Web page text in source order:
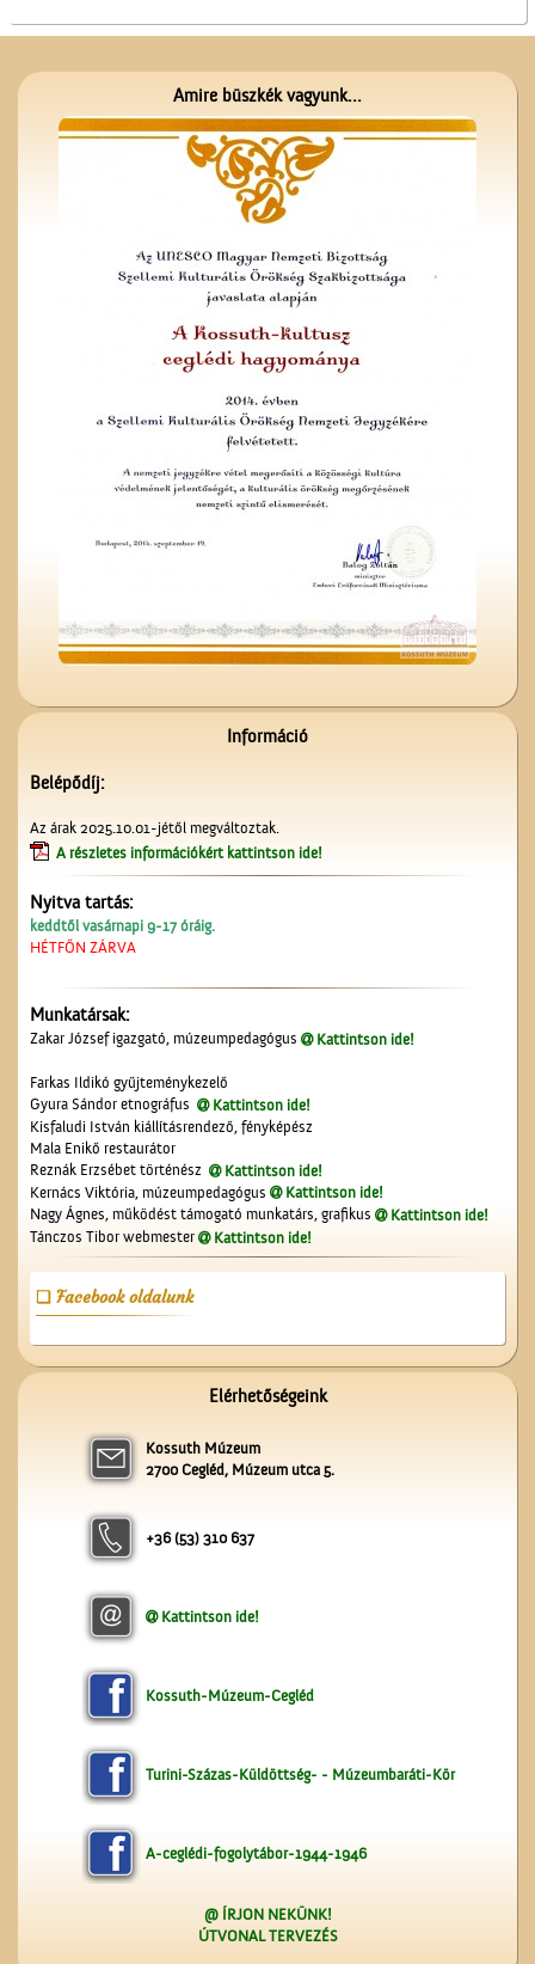
Kezdődik az iskola!
A ceglédi teniszpályák
Ünnepi Kossuth Hét
A Vasútépítő- és
Kiszel Mihály és az
elsőáldozók
A ceglédi molnárok, a
liszt és a szédelgő
Amire büszkék vagyunk...
Információ
Belépődíj:
Az árak 2025.10.01-jétől megváltoztak.
A részletes információkért kattintson ide!
Nyitva tartás:
keddtől vasárnapi 9-17 óráig.
HÉTFŐN ZÁRVA
Munkatársak:
Zakar József igazgató, múzeumpedagógus Kattintson ide!
Farkas Ildikó gyűjteménykezelő
Gyura Sándor etnográfus
Kattintson ide!
Kisfaludi István kiállításrendező, fényképész
Mala Enikő restaurátor
Reznák Erzsébet történész
Kattintson ide!
Kernács Viktória, múzeumpedagógus
Kattintson ide!
Nagy Ágnes, működést támogató munkatárs, grafikus
Kattintson ide!
Tánczos Tibor webmester
Kattintson ide!
Facebook oldalunk
Elérhetőségeink
Kossuth Múzeum
2700 Cegléd, Múzeum utca 5.
+36 (53) 310 637
Kattintson ide!
Kossuth-Múzeum-Cegléd
Turini-Százas-Küldöttség- - Múzeumbaráti-Kör
A-ceglédi-fogolytábor-1944-1946
@ ÍRJON NEKÜNK!
ÚTVONAL TERVEZÉS